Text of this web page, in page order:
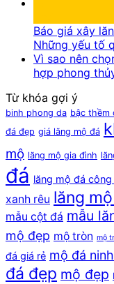
Báo giá xây
Những yếu tố
Vì sao nên
hợp phong
Từ khóa gợi ý
binh phong da bậc thềm
đá đẹp giá lăng mộ đá
mộ lăng mộ gia đình
đá lăng mộ đá công
xanh rêu lăng
mẫu cột đá mẫu
mộ đẹp mộ tròn mộ
đá giá rẻ mộ đá
đá đẹp mộ đẹp